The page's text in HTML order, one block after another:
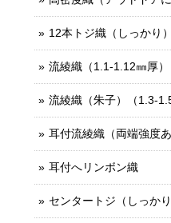
12本トジ織（しっかり）
流綾織（1.1-1.12㎜厚）
流綾織（朱子）（1.3-
耳付流綾織（両端強度あ
耳付へリンボン織
センタートジ（しっかり